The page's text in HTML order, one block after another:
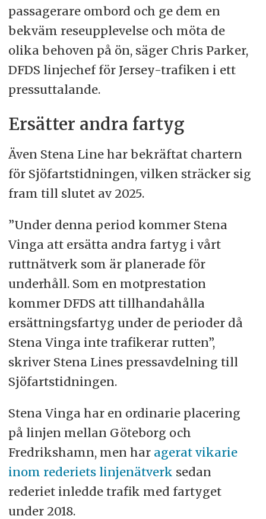
passagerare ombord och ge dem en
bekväm reseupplevelse och möta de
olika behoven på ön, säger Chris Parker,
DFDS linjechef för Jersey-trafiken i ett
pressuttalande.
Ersätter andra fartyg
Även Stena Line har bekräftat chartern
för Sjöfartstidningen, vilken sträcker sig
fram till slutet av 2025.
”Under denna period kommer Stena
Vinga att ersätta andra fartyg i vårt
ruttnätverk som är planerade för
underhåll. Som en motprestation
kommer DFDS att tillhandahålla
ersättningsfartyg under de perioder då
Stena Vinga inte trafikerar rutten”,
skriver Stena Lines pressavdelning till
Sjöfartstidningen.
Stena Vinga har en ordinarie placering
på linjen mellan Göteborg och
Fredrikshamn, men har agerat vikarie
inom rederiets linjenätverk sedan
rederiet inledde trafik med fartyget
under 2018.